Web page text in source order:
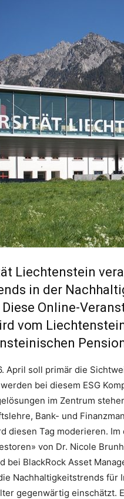
Liechtenstein
in der
Online-
vom
April soll primär die
bei diesem ESG
im Zentrum
Bank- und
diesen Tag moderieren.
von Dr. Nicole
bei BlackRock Asset
Nachhaltigkeitstrends
gegenwärtig einschätzt.